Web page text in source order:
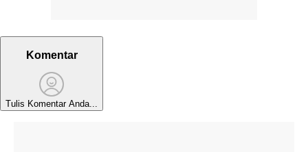
Komentar
Tulis Komentar Anda...